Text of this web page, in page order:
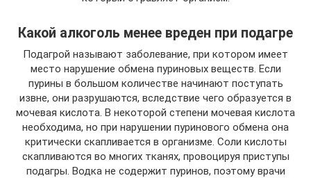
Какой алкоголь менее вреден при подагре
Подагрой называют заболевание, при котором имеет
место нарушение обмена пуриновых веществ. Если
пурины в большом количестве начинают поступать
извне, они разрушаются, вследствие чего образуется в
мочевая кислота. В некоторой степени мочевая кислота
необходима, но при нарушении пуринового обмена она
критически скапливается в организме. Соли кислоты
скапливаются во многих тканях, провоцируя приступы
подагры. Водка не содержит пуринов, поэтому врачи